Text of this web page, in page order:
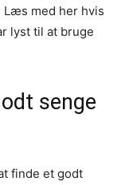
Læs med her hvis
lyst til at bruge
senge
finde et godt